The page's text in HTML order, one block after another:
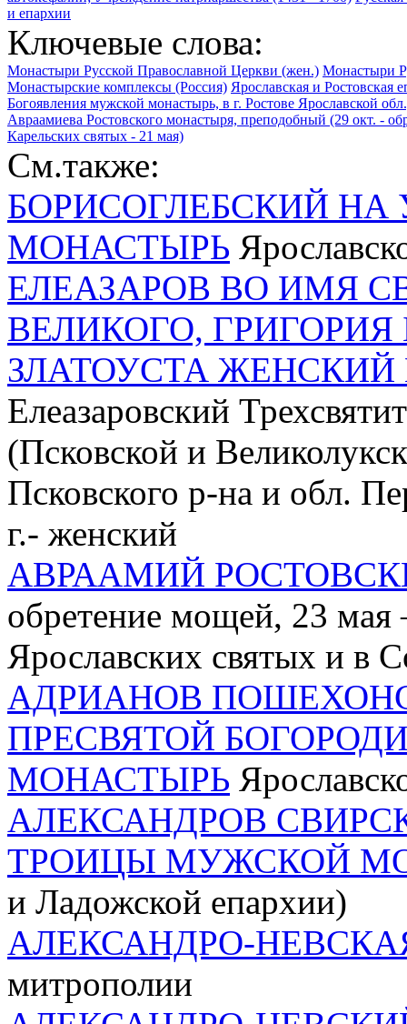
и епархии
Ключевые слова:
Монастыри Русской Православной Церкви (жен.) Монастыри
Монастырские комплексы (Россия) Ярославская и Ростовская
Богоявления мужской монастырь, в г. Ростове Ярославской
Авраамиева Ростовского монастыря, преподобный (29 окт. -
Карельских святых - 21 мая)
См.также:
БОРИСОГЛЕБСКИЙ
МОНАСТЫРЬ
ЕЛЕАЗАРОВ ВО ИМЯ
ВЕЛИКОГО,
ЗЛАТОУСТА
Елеазаровский
(Псковской и
Псковского р-на и обл.
г.- женский
АВРААМИЙ
обретение мощей, 23 мая
Ярославских святых и в
АДРИАНОВ
ПРЕСВЯТОЙ
МОНАСТЫРЬ
АЛЕКСАНДРОВ
ТРОИЦЫ МУЖСКОЙ
и Ладожской епархии)
АЛЕКСАНДРО-
митрополии